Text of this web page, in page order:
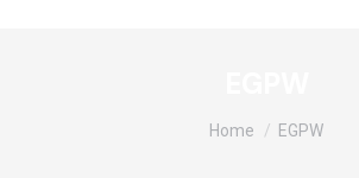
Tu sei qui:
Home EGPW